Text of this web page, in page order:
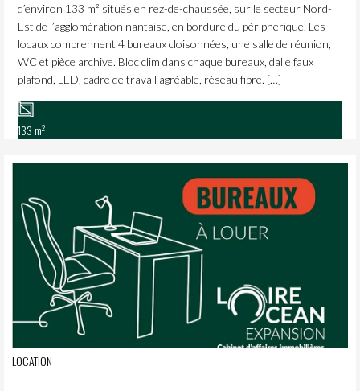
d’environ 133 m² situés en rez-de-chaussée, sur le secteur Nord-
Est de l’agglomération nantaise, en bordure du périphérique. Les
locaux comprennent 4 bureaux cloisonnées, une salle de réunion,
WC et pièce archive. Bloc clim dans chaque bureaux, dalle faux
plafond, LED, cadre de travail agréable, réseau fibre. […]
133 m2
LOCATION